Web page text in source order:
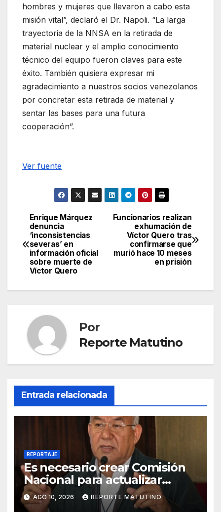
hombres y mujeres que llevaron a cabo esta
misión vital”, declaró el Dr. Napoli. “La larga
trayectoria de la NNSA en la retirada de
material nuclear y el amplio conocimiento
técnico del equipo fueron claves para este
éxito. También quisiera expresar mi
agradecimiento a nuestros socios venezolanos
por concretar esta retirada de material y
sentar las bases para una futura
cooperación”.
Ver fuente
Navegación
de
entradas
Funcionarios realizan
exhumación de
Víctor Quero tras
confirmarse que
murió hace 10 meses
en prisión
Enrique Márquez
denuncia
‘inconsistencias
severas’ en
información oficial
sobre muerte de
Víctor Quero
Por
Reporte Matutino
Entrada relacionada
REPORTAJE
Es necesario crear Comisión
Nacional para actualizar
normas sismorresistentes y
planificación urbana
AGO 10, 2026 REPORTE MATUTINO